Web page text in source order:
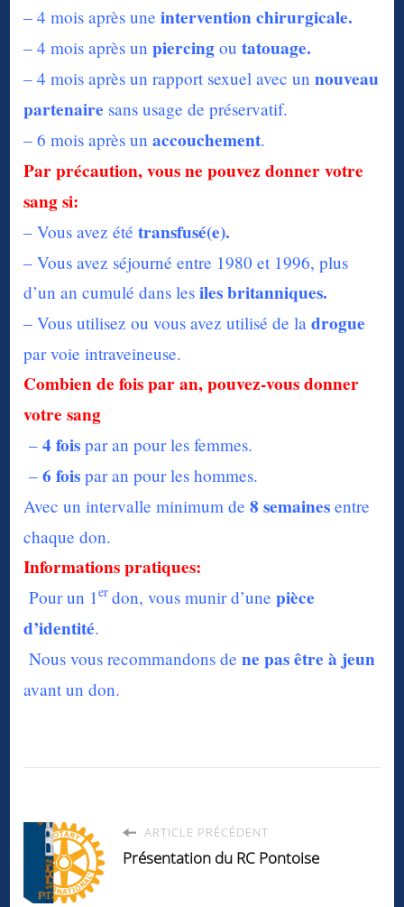
– 4 mois après uneintervention chirurgicale.
– 4 mois après unpiercingou tatouage.
– 4 mois après un rapport sexuel avec unnouveau
partenaire sans usage de préservatif.
– 6 mois après unaccouchement.
Par précaution, vous ne pouvez donner votre
sang si:
– Vous avez ététransfusé(e).
– Vous avez séjourné entre 1980 et 1996, plus
d’un an cumulé dans lesiles britanniques.
– Vous utilisez ou vous avez utilisé de ladrogue
par voie intraveineuse.
Combien de fois par an, pouvez-vous donner
votre sang
–4 foispar an pour les femmes.
–6 foispar an pour les hommes.
Avec un intervalle minimum de8 semaines entre
chaque don.
Informations pratiques:
Pour un 1er don, vous munir d’unepièce
d’identité.
Nous vous recommandons dene pas être à jeun
avant un don.
ARTICLE PRÉCÉDENT
Présentation du RC Pontoise